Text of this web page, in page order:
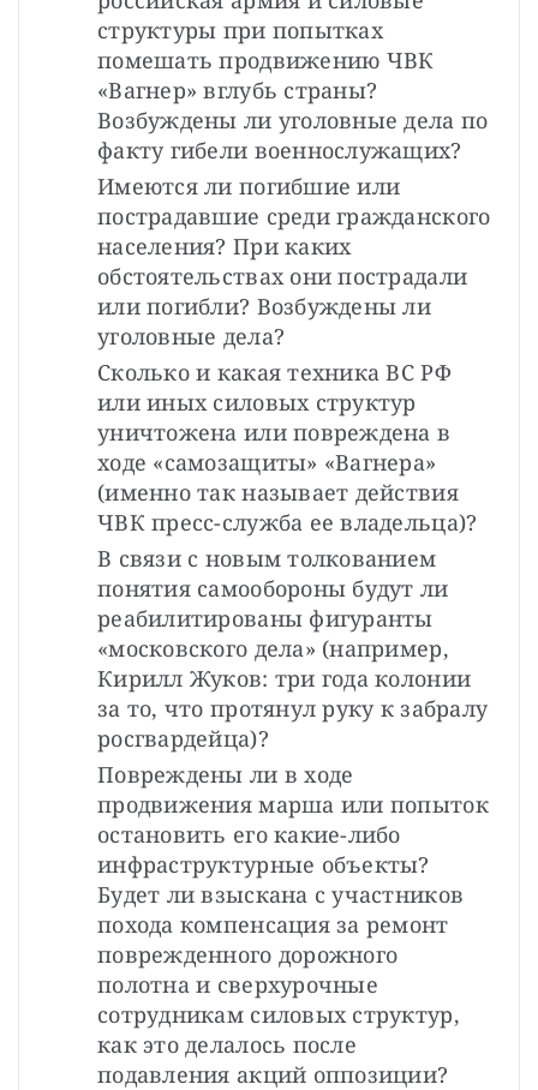
структуры при попытках
помешать продвижению ЧВК
«Вагнер» вглубь страны?
Возбуждены ли уголовные дела по
факту гибели военнослужащих?
Имеются ли погибшие или
пострадавшие среди гражданского
населения? При каких
обстоятельствах они пострадали
или погибли? Возбуждены ли
уголовные дела?
Сколько и какая техника ВС РФ
или иных силовых структур
уничтожена или повреждена в
ходе «самозащиты» «Вагнера»
(именно так называет действия
ЧВК пресс-служба ее владельца)?
В связи с новым толкованием
понятия самообороны будут ли
реабилитированы фигуранты
«московского дела» (например,
Кирилл Жуков: три года колонии
за то, что протянул руку к забралу
росгвардейца)?
Повреждены ли в ходе
продвижения марша или попыток
остановить его какие-либо
инфраструктурные объекты?
Будет ли взыскана с участников
похода компенсация за ремонт
поврежденного дорожного
полотна и сверхурочные
сотрудникам силовых структур,
как это делалось после
подавления акций оппозиции?